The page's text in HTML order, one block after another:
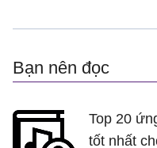
Bạn nên đọc
Top 20
tốt nhất